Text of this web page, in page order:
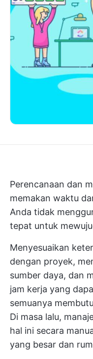
Perencanaan dan
memakan waktu
Anda tidak
tepat untuk
Menyesuaikan
dengan proyek,
sumber daya, dan
jam kerja yang
semuanya
Di masa lalu,
hal ini secara
yang besar dan